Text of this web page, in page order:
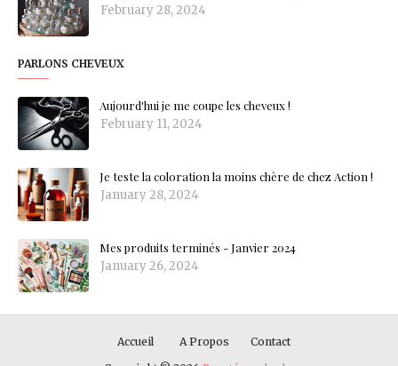
February 28, 2024
PARLONS CHEVEUX
Aujourd'hui je me coupe les cheveux !
February 11, 2024
Je teste la coloration la moins chère de chez Action !
January 28, 2024
Mes produits terminés - Janvier 2024
January 26, 2024
Accueil A Propos
Contact